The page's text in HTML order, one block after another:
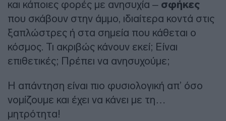
και κάποιες φορές με ανησυχία – σφήκες
που σκάβουν στην άμμο, ιδιαίτερα κοντά στις
ξαπλώστρες ή στα σημεία που κάθεται ο
κόσμος. Τι ακριβώς κάνουν εκεί; Είναι
επιθετικές; Πρέπει να ανησυχούμε;
Η απάντηση είναι πιο φυσιολογική απ’ όσο
νομίζουμε και έχει να κάνει με τη…
μητρότητα!